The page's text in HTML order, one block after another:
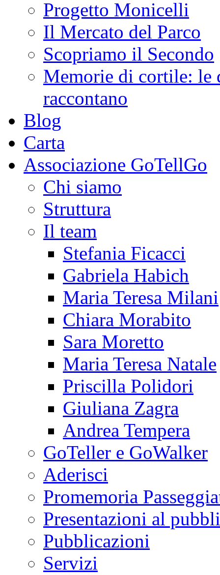
Progetto Monicelli
Il Mercato del Parco
Scopriamo il Secondo
Memorie di cortile: le
raccontano
Blog
Carta
Associazione GoTellGo
Chi siamo
Struttura
Il team
Stefania Ficacci
Gabriela Habich
Maria Teresa Milani
Chiara Morabito
Sara Moretto
Maria Teresa Natale
Priscilla Polidori
Giuliana Zagra
Andrea Tempera
GoTeller e GoWalker
Aderisci
Promemoria
Presentazioni al
Pubblicazioni
Servizi